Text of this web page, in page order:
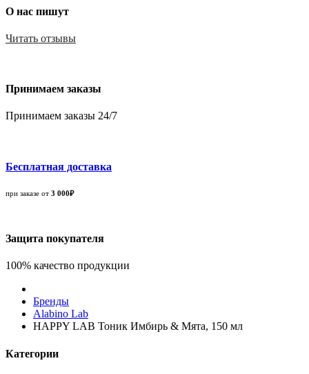
О нас пишут
Читать отзывы
Принимаем заказы
Принимаем заказы 24/7
Бесплатная доставка
при заказе от 3 000₽
Защита покупателя
100% качество продукции
Бренды
Alabino Lab
HAPPY LAB Тоник Имбирь & Мята, 150 мл
Категории